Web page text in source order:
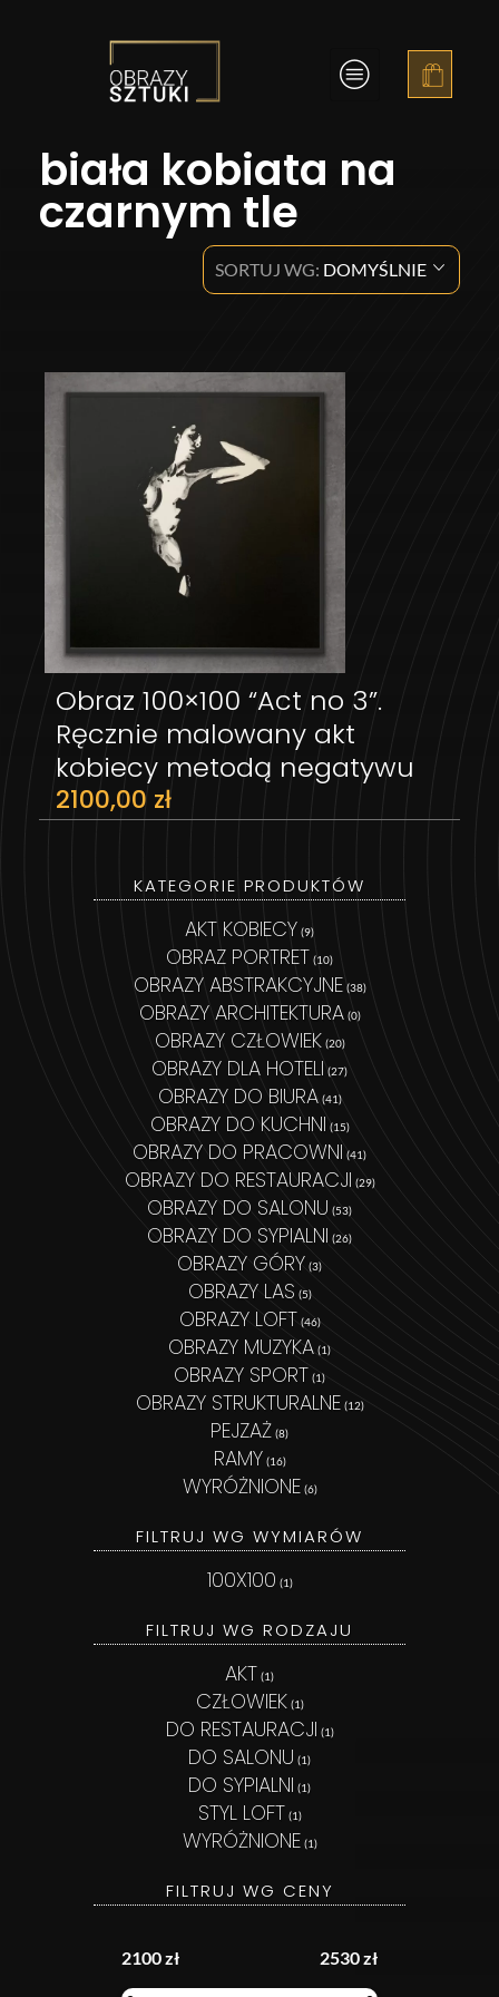
biała kobiata na
czarnym tle
SORTUJ WG: DOMYŚLNIE
Obraz 100×100 “Act no 3”.
Ręcznie malowany akt
kobiecy metodą negatywu
2100,00 zł
DODAJ DO KOSZYKA
KATEGORIE PRODUKTÓW
AKT KOBIECY (9)
OBRAZ PORTRET (10)
OBRAZY ABSTRAKCYJNE (38)
OBRAZY ARCHITEKTURA (0)
OBRAZY CZŁOWIEK (20)
OBRAZY DLA HOTELI (27)
OBRAZY DO BIURA (41)
OBRAZY DO KUCHNI (15)
OBRAZY DO PRACOWNI (41)
OBRAZY DO RESTAURACJI (29)
OBRAZY DO SALONU (53)
OBRAZY DO SYPIALNI (26)
OBRAZY GÓRY (3)
OBRAZY LAS (5)
OBRAZY LOFT (46)
OBRAZY MUZYKA (1)
OBRAZY SPORT (1)
OBRAZY STRUKTURALNE (12)
PEJZAŻ (8)
RAMY (16)
WYRÓŻNIONE (6)
FILTRUJ WG WYMIARÓW
100X100 (1)
FILTRUJ WG RODZAJU
AKT (1)
CZŁOWIEK (1)
DO RESTAURACJI (1)
DO SALONU (1)
DO SYPIALNI (1)
STYL LOFT (1)
WYRÓŻNIONE (1)
FILTRUJ WG CENY
2100 zł 2530 zł